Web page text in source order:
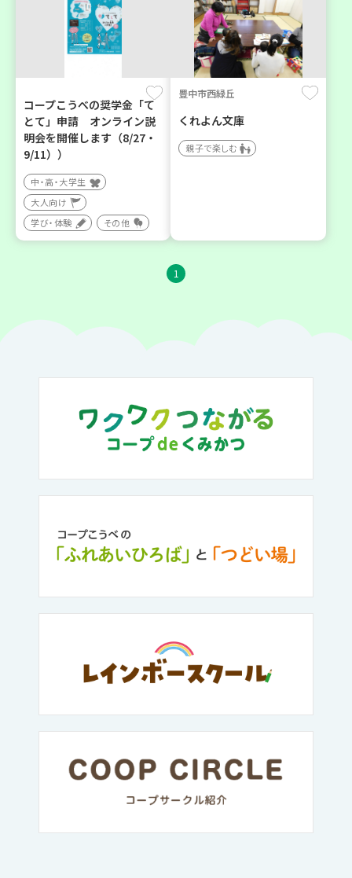
コープこうべの奨学金「て
とて」申請 オンライン説
明会を開催します（8/27・
9/11））
中・高・大学生
大人向け
学び・体験
その他
豊中市西緑丘
くれよん文庫
親子で楽しむ
1